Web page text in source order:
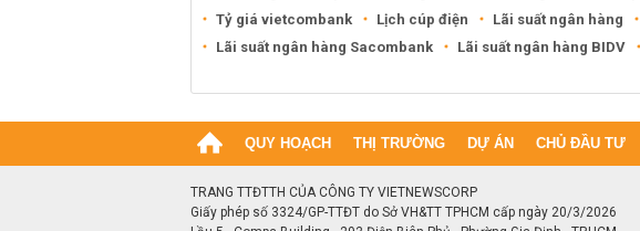
Tỷ giá vietcombank
Lịch cúp điện Lãi suất ngân hàng
Lãi suất ngân hàng Sacombank
Lãi suất ngân hàng BIDV
QUY HOẠCH THỊ TRƯỜNG DỰ ÁN CHỦ ĐẦU TƯ
TRANG TTĐTTH CỦA CÔNG TY VIETNEWSCORP
Giấy phép số 3324/GP-TTĐT do Sở VH&TT TPHCM cấp ngày 20/3/2026